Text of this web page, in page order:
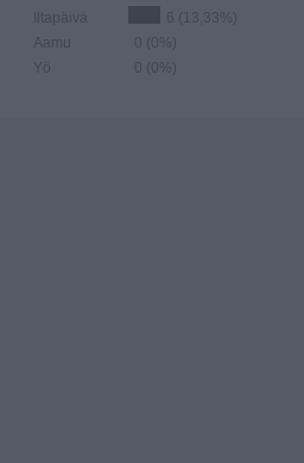
Iltapäivä
6 (13,33%)
Aamu
0 (0%)
Yö
0 (0%)